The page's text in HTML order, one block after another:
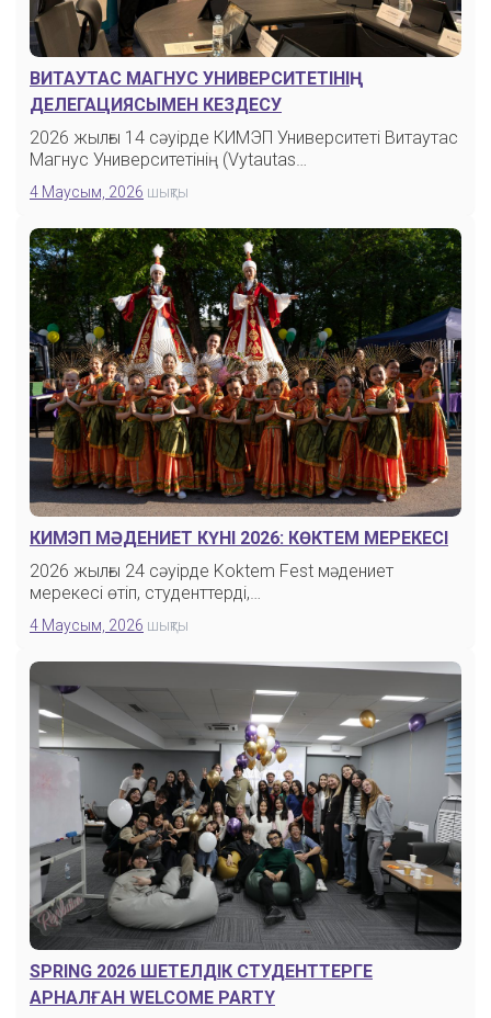
ВИТАУТАС МАГНУС УНИВЕРСИТЕТІНІҢ
ДЕЛЕГАЦИЯСЫМЕН КЕЗДЕСУ
2026 жылғы 14 сәуірде КИМЭП Университеті Витаутас
Магнус Университетінің (Vytautas…
4 Маусым, 2026 шықты
КИМЭП МӘДЕНИЕТ КҮНІ 2026: КӨКТЕМ МЕРЕКЕСІ
2026 жылғы 24 сәуірде Koktem Fest мәдениет
мерекесі өтіп, студенттерді,…
4 Маусым, 2026 шықты
SPRING 2026 ШЕТЕЛДІК СТУДЕНТТЕРГЕ
АРНАЛҒАН WELCOME PARTY